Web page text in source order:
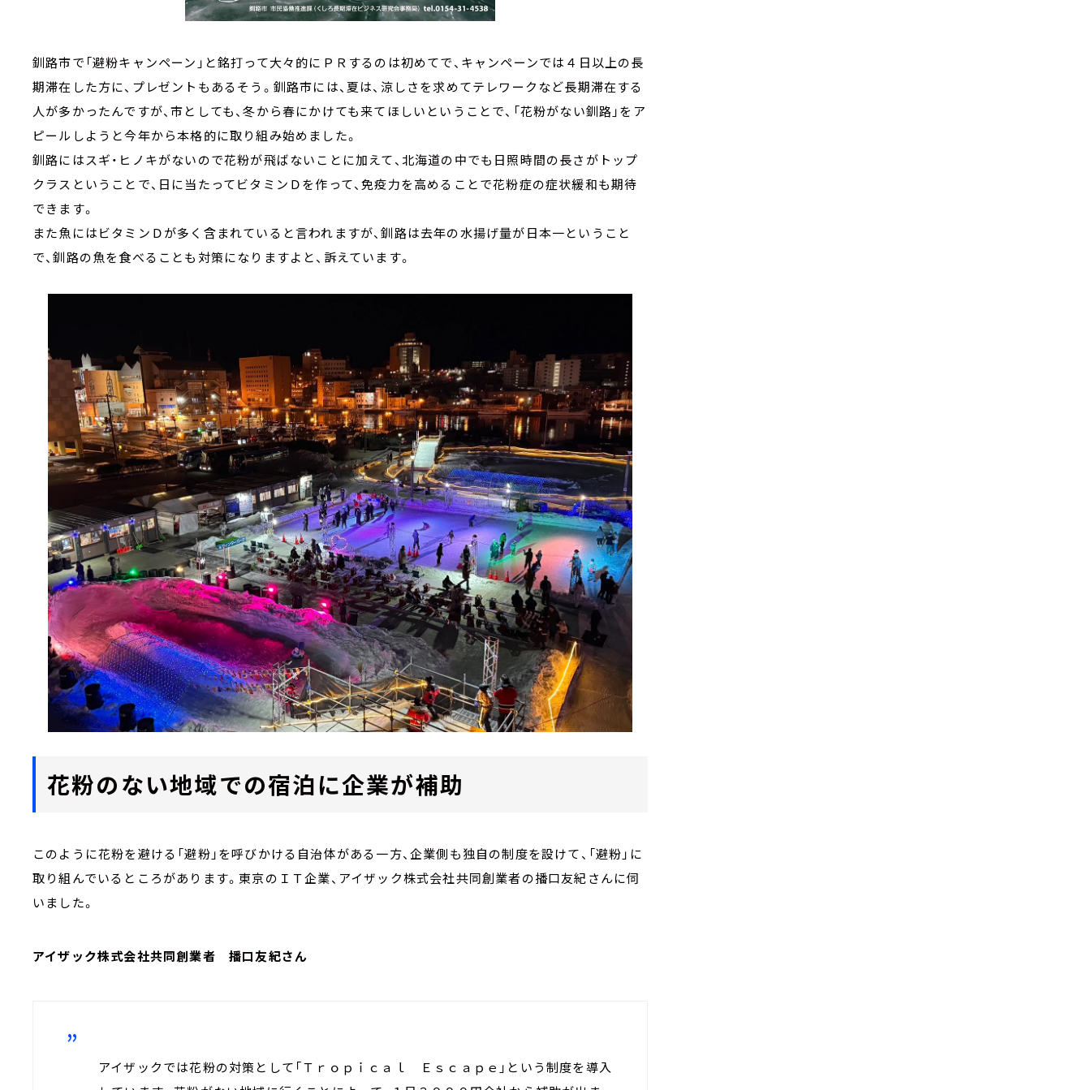
釧路市で「避粉キャンペーン」と銘打って大々的にＰＲするのは初めてで、キャンペーンでは４日以上の長
期滞在した方に、プレゼントもあるそう。釧路市には、夏は、涼しさを求めてテレワークなど長期滞在する
人が多かったんですが、市としても、冬から春にかけても来てほしいということで、「花粉がない釧路」をア
ピールしようと今年から本格的に取り組み始めました。
釧路にはスギ・ヒノキがないので花粉が飛ばないことに加えて、北海道の中でも日照時間の長さがトップ
クラスということで、日に当たってビタミンＤを作って、免疫力を高めることで花粉症の症状緩和も期待
できます。
また魚にはビタミンＤが多く含まれていると言われますが、釧路は去年の水揚げ量が日本一ということ
で、釧路の魚を食べることも対策になりますよと、訴えています。
花粉のない地域での宿泊に企業が補助
このように花粉を避ける「避粉」を呼びかける自治体がある一方、企業側も独自の制度を設けて、「避粉」に
取り組んでいるところがあります。東京のＩＴ企業、アイザック株式会社共同創業者の播口友紀さんに伺
いました。
アイザック株式会社共同創業者 播口友紀さん
アイザックでは花粉の対策として「Ｔｒｏｐｉｃａｌ Ｅｓｃａｐｅ」という制度を導入